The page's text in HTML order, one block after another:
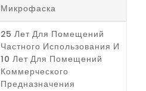
Микрофаска
25 Лет Для Помещений
Частного Использования И
10 Лет Для Помещений
Коммерческого
Предназначения